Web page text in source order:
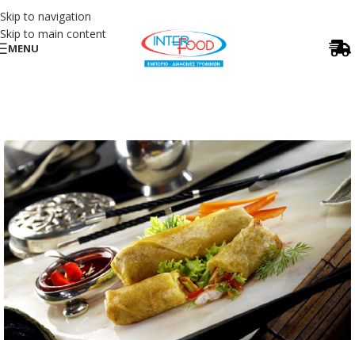
Skip to navigation
Skip to main content
MENU